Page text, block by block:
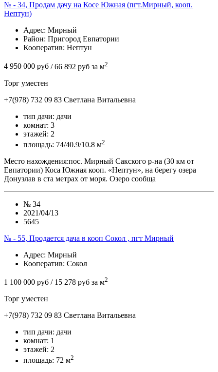
№ - 34, Продам дачу на Косе Южная (пгт.Мирный, кооп.
Нептун)
Адрес: Мирный
Район: Пригород Евпатории
Кооператив: Нептун
4 950 000 руб / 66 892 руб за м2
Торг уместен
+7(978) 732 09 83 Cветлана Витальевна
тип дачи: дачи
комнат: 3
этажей: 2
площадь: 74/40.9/10.8 м2
Место нахождения:пос. Мирный Сакского р-на (30 км от
Евпатории) Коса Южная кооп. «Нептун», на берегу озера
Донузлав в ста метрах от моря. Озеро сообща
№ 34
2021/04/13
5645
№ - 55, Продается дача в кооп Сокол , пгт Мирный
Адрес: Мирный
Кооператив: Сокол
1 100 000 руб / 15 278 руб за м2
Торг уместен
+7(978) 732 09 83 Cветлана Витальевна
тип дачи: дачи
комнат: 1
этажей: 2
площадь: 72 м2